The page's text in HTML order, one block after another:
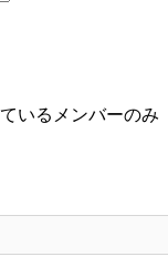
いるメンバーのみ